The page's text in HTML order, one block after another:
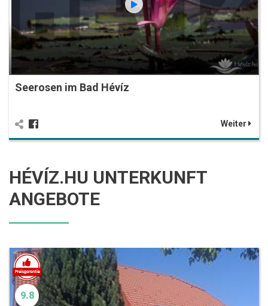
Seerosen im Bad Hévíz
Weiter
HÉVÍZ.HU UNTERKUNFT
ANGEBOTE
9.8